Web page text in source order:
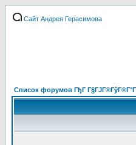
Сайт Андрея Герасимова
Список форумов ГђГ